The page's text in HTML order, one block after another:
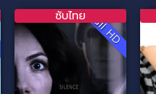
Full HD
ซับไทย